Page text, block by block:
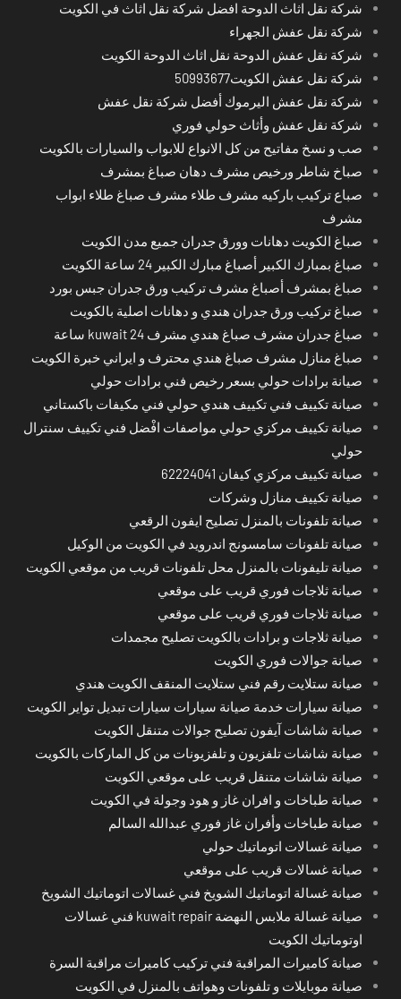
شركة نقل اثاث الدوحة افضل شركة نقل اثاث في الكويت
شركة نقل عفش الجهراء
شركة نقل عفش الدوحة نقل اثاث الدوحة الكويت
شركة نقل عفش الكويت50993677
شركة نقل عفش اليرموك أفضل شركة نقل عفش
شركة نقل عفش وأثاث حولي فوري
صب و نسخ مفاتيح من كل الانواع للابواب والسيارات بالكويت
صباخ شاطر ورخيص مشرف دهان صباغ بمشرف
صباع تركيب باركيه مشرف طلاء مشرف صباغ طلاء ابواب
مشرف
صباغ الكويت دهانات وورق جدران جميع مدن الكويت
صباغ بمبارك الكبير أصباغ مبارك الكبير 24 ساعة الكويت
صباغ بمشرف أصباغ مشرف تركيب ورق جدران جبس بورد
صباغ تركيب ورق جدران هندي و دهانات اصلية بالكويت
صباغ جدران مشرف صباغ هندي مشرف kuwait 24 ساعة
صباغ منازل مشرف صباغ هندي محترف و ايراني خبرة الكويت
صيانة برادات حولي بسعر رخيص فني برادات حولي
صيانة تكييف فني تكييف هندي حولي فني مكيفات باكستاني
صيانة تكييف مركزي حولي مواصفات افْضل فني تكييف سنترال
حولي
صيانة تكييف مركزي كيفان 62224041
صيانة تكييف منازل وشركات
صيانة تلفونات بالمنزل تصليح ايفون الرقعي
صيانة تلفونات سامسونج اندرويد في الكويت من الوكيل
صيانة تليفونات بالمنزل محل تلفونات قريب من موقعي الكويت
صيانة ثلاجات فوري قريب على موقعي
صيانة ثلاجات فوري قريب على موقعي
صيانة ثلاجات و برادات بالكويت تصليح مجمدات
صيانة جوالات فوري الكويت
صيانة ستلايت رقم فني ستلايت المنقف الكويت هندي
صيانة سيارات خدمة صيانة سيارات سيارات تبديل تواير الكويت
صيانة شاشات آيفون تصليح جوالات متنقل الكويت
صيانة شاشات تلفزيون و تلفزيونات من كل الماركات بالكويت
صيانة شاشات متنقل قريب على موقعي الكويت
صيانة طباخات و افران غاز و هود وجولة في الكويت
صيانة طباخات وأفران غاز فوري عبدالله السالم
صيانة غسالات اتوماتيك حولي
صيانة غسالات قريب على موقعي
صيانة غسالة اتوماتيك الشويخ فني غسالات اتوماتيك الشويخ
صيانة غسالة ملابس النهضة kuwait repair فني غسالات
اوتوماتيك الكويت
صيانة كاميرات المراقبة فني تركيب كاميرات مراقبة السرة
صيانة موبايلات و تلفونات وهواتف بالمنزل في الكويت